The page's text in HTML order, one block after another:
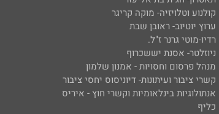
קולנוע וטלויזיה- מוקה קריגר
ערוץ יוטיוב- ראובן שבת
רדיו-מוטי גרנר ז"ל.
ניוזלטר- אסנת יששכרוף
מנהל פרסום וחסויות - אמנון שלמון
קשרי ציבור ועיתונות- דיוניסוס יחסי ציבור
אנתולוגיות בינלאומיות וקשרי חוץ - איריס
כליף